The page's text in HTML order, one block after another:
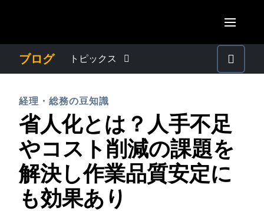
AMERICAS
Canada (Français)
México (Español)
Brasil (Português)
United Kingdom (English)
France (Français)
Deutschland (Deutsch)
Italia (Italiano)
ASIA PACIFIC
Australia (English)
India (English)
日本（日本語)
ブログ トピックス
プレスリリース
電子帳簿保存法・インボイス制度
経理・総務の豆知識
経理・総務の豆知識
省人化とは？人手不足
やコスト削減の課題を
解決し作業品質安定に
も効果あり